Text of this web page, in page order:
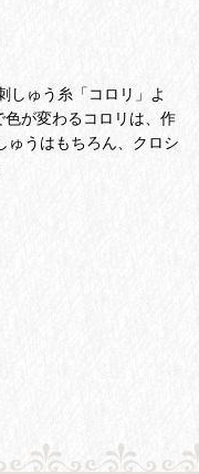
しゅう糸「コロリ」よ
が変わるコロリは、作
ゅうはもちろん、クロシ